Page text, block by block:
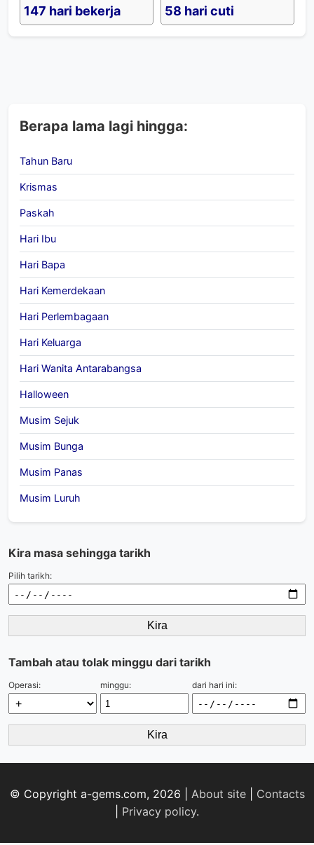
147 hari bekerja 58 hari cuti
Berapa lama lagi hingga:
Tahun Baru
Krismas
Paskah
Hari Ibu
Hari Bapa
Hari Kemerdekaan
Hari Perlembagaan
Hari Keluarga
Hari Wanita Antarabangsa
Halloween
Musim Sejuk
Musim Bunga
Musim Panas
Musim Luruh
Kira masa sehingga tarikh
Pilih tarikh:
Kira
Tambah atau tolak minggu dari tarikh
Operasi: minggu: dari hari ini:
Kira
© Copyright a-gems.com, 2026 | About site| Contacts
Privacy policy.